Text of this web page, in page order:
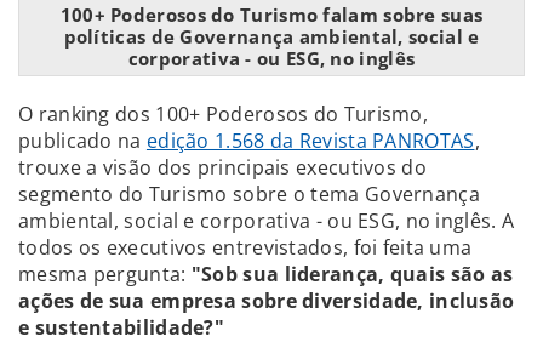
100+ Poderosos do Turismo falam sobre suas
políticas de Governança ambiental, social e
corporativa - ou ESG, no inglês
O ranking dos 100+ Poderosos do Turismo,
publicado na edição 1.568 da Revista PANROTAS,
trouxe a visão dos principais executivos do
segmento do Turismo sobre o tema Governança
ambiental, social e corporativa - ou ESG, no inglês. A
todos os executivos entrevistados, foi feita uma
mesma pergunta: "Sob sua liderança, quais são as
ações de sua empresa sobre diversidade, inclusão
e sustentabilidade?"